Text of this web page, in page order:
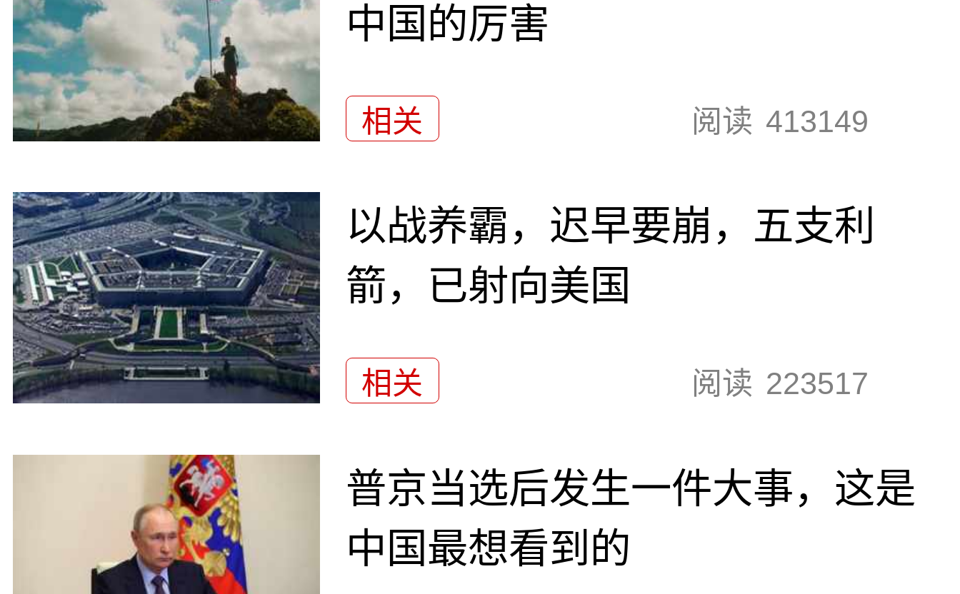
中国的厉害
相关 阅读 413149
以战养霸，迟早要崩，五支利
箭，已射向美国
相关 阅读 223517
普京当选后发生一件大事，这是
中国最想看到的